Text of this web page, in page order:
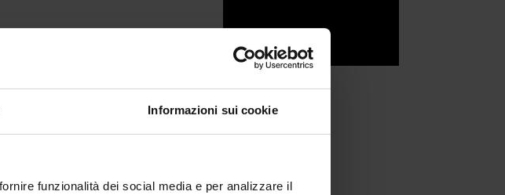
Informazioni sui cookie
funzionalità dei social media e per analizzare il
sicurezza a
Per le aziende
la